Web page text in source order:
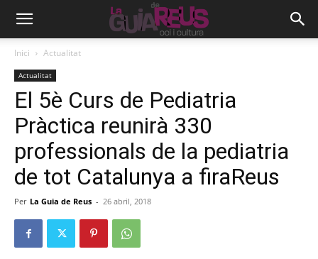
Inici Actualitat
Actualitat
El 5è Curs de Pediatria
Pràctica reunirà 330
professionals de la pediatria
de tot Catalunya a firaReus
Per La Guia de Reus - 26 abril, 2018